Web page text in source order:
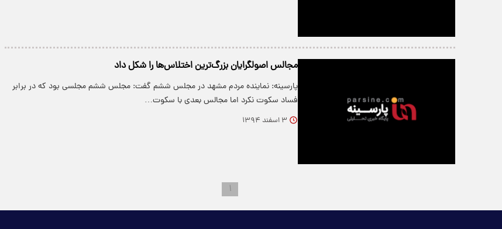
مجالس اصولگرایان بزرگ‌ترین اختلاس‌ها را شکل داد
پارسینه: نماینده مردم مشهد در مجلس ششم گفت: مجلس ششم مجلسی بود که در برابر
فساد سکوت نکرد اما مجالس بعدی با سکوت…
۳ اسفند ۱۳۹۴
۱